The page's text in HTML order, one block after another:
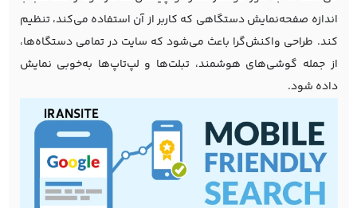
اندازه صفحه‌نمایش دستگاهی که کاربر از آن استفاده می‌کند، تنظیم
کند. طراحی واکنش‌گرا باعث می‌شود که سایت در تمامی دستگاه‌ها،
از جمله گوشی‌های هوشمند، تبلت‌ها و لپ‌تاپ‌ها به‌خوبی نمایش
داده شود.